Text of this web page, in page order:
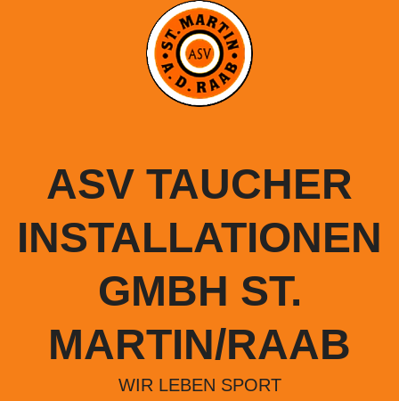
ASV TAUCHER
INSTALLATIONEN
GMBH ST.
MARTIN/RAAB
WIR LEBEN SPORT